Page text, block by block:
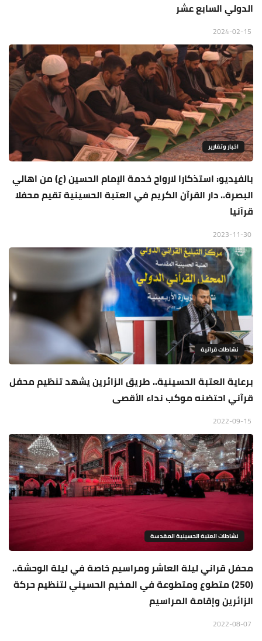
الدولي السابع عشر
اخبار وتقارير
بالفيديو: استذكارا لارواح خدمة الإمام الحسين (ع) من اهالي
البصرة.. دار القرآن الكريم في العتبة الحسينية تقيم محفلا
قرآنيا
نشاطات قرآنية
برعاية العتبة الحسينية.. طريق الزائرين يشهد تنظيم محفل
قرآني احتضنه موكب نداء الأقصى
نشاطات العتبة الحسينية المقدسة
محفل قراني ليلة العاشر ومراسيم خاصة في ليلة الوحشة..
(250) متطوع ومتطوعة في المخيم الحسيني لتنظيم حركة
الزائرين وإقامة المراسيم